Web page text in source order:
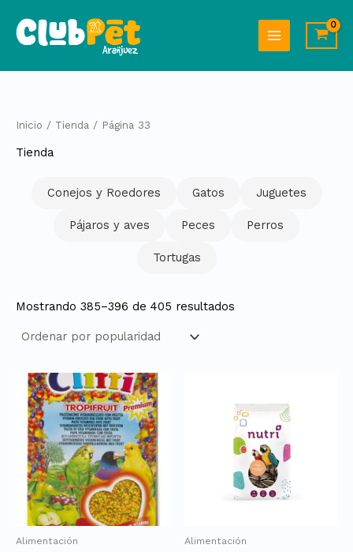
contenido
Inicio / Tienda / Página 33
Tienda
Conejos y Roedores Gatos Juguetes
Pájaros y aves Peces Perros
Tortugas
Mostrando 385–396 de 405 resultados
Alimentación Alimentación